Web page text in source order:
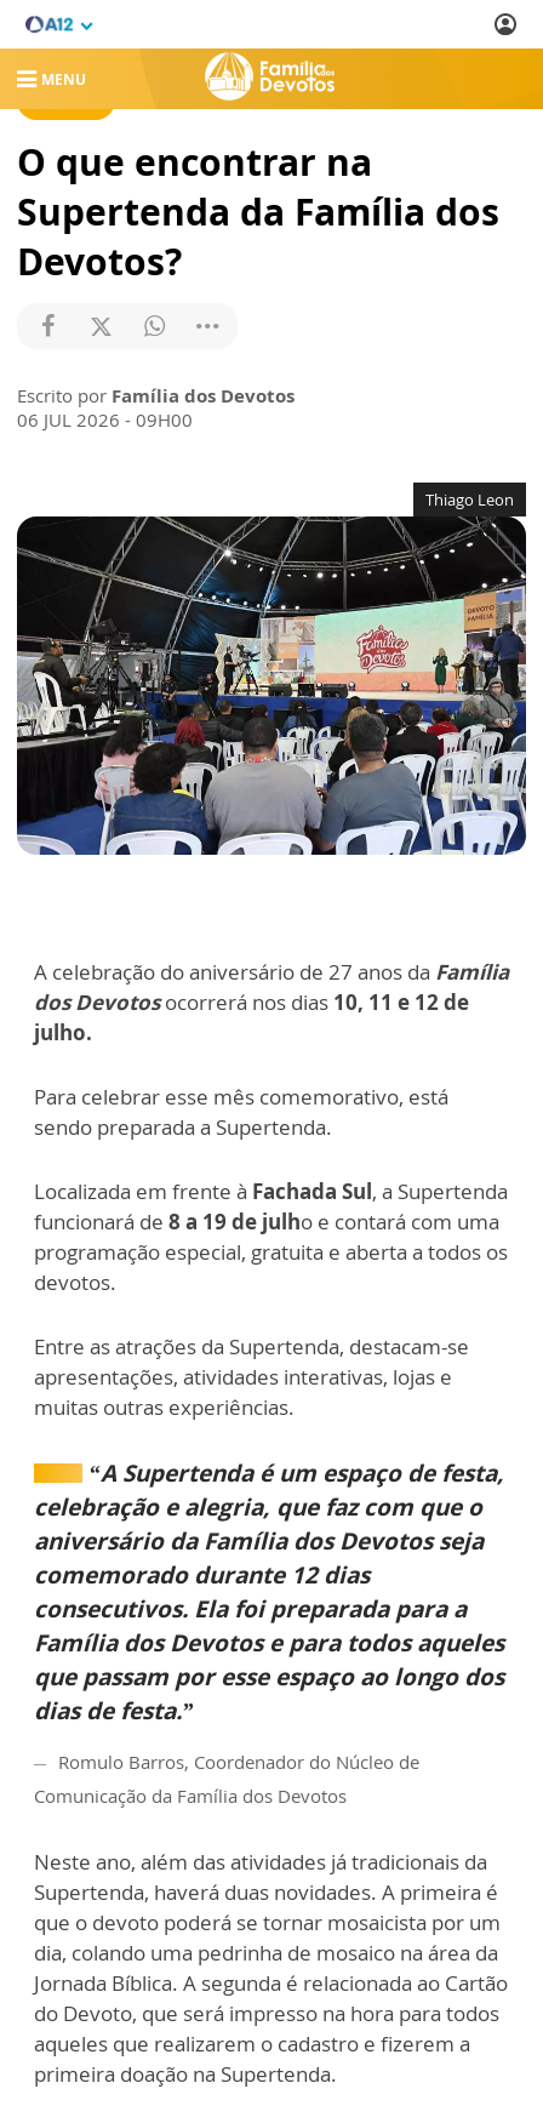
MENU
O que encontrar na
Supertenda da Família dos
Devotos?
Escrito por Família dos Devotos
06 JUL 2026 - 09H00
Thiago Leon
A celebração do aniversário de 27 anos da Família
dos Devotosocorrerá nos dias 10, 11 e 12 de
julho.
Para celebrar esse mês comemorativo, está
sendo preparada a Supertenda.
Localizada em frente à Fachada Sul, a Supertenda
funcionará de 8 a 19 de julho e contará com uma
programação especial, gratuita e aberta a todos os
devotos.
Entre as atrações da Supertenda, destacam-se
apresentações, atividades interativas, lojas e
muitas outras experiências.
“A Supertenda é um espaço de festa,
celebração e alegria, que faz com que o
aniversário da Família dos Devotos seja
comemorado durante 12 dias
consecutivos. Ela foi preparada para a
Família dos Devotos e para todos aqueles
que passam por esse espaço ao longo dos
dias de festa.”
Romulo Barros, Coordenador do Núcleo de
Comunicação da Família dos Devotos
Neste ano, além das atividades já tradicionais da
Supertenda, haverá duas novidades. A primeira é
que o devoto poderá se tornar mosaicista por um
dia, colando uma pedrinha de mosaico na área da
Jornada Bíblica. A segunda é relacionada ao Cartão
do Devoto, que será impresso na hora para todos
aqueles que realizarem o cadastro e fizerem a
primeira doação na Supertenda.